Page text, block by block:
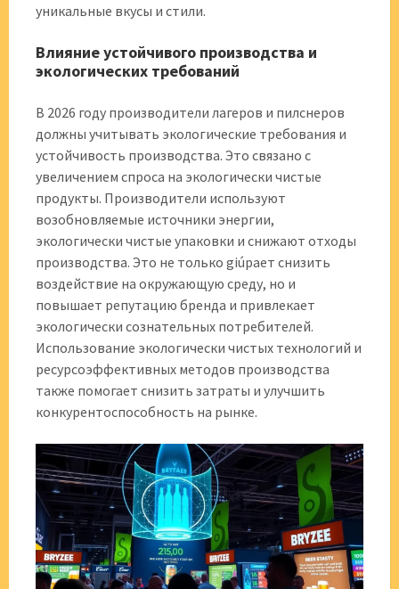
уникальные вкусы и стили.
Влияние устойчивого производства и
экологических требований
В 2026 году производители лагеров и пилснеров
должны учитывать экологические требования и
устойчивость производства. Это связано с
увеличением спроса на экологически чистые
продукты. Производители используют
возобновляемые источники энергии,
экологически чистые упаковки и снижают отходы
производства. Это не только giúpает снизить
воздействие на окружающую среду, но и
повышает репутацию бренда и привлекает
экологически сознательных потребителей.
Использование экологически чистых технологий и
ресурсоэффективных методов производства
также помогает снизить затраты и улучшить
конкурентоспособность на рынке.